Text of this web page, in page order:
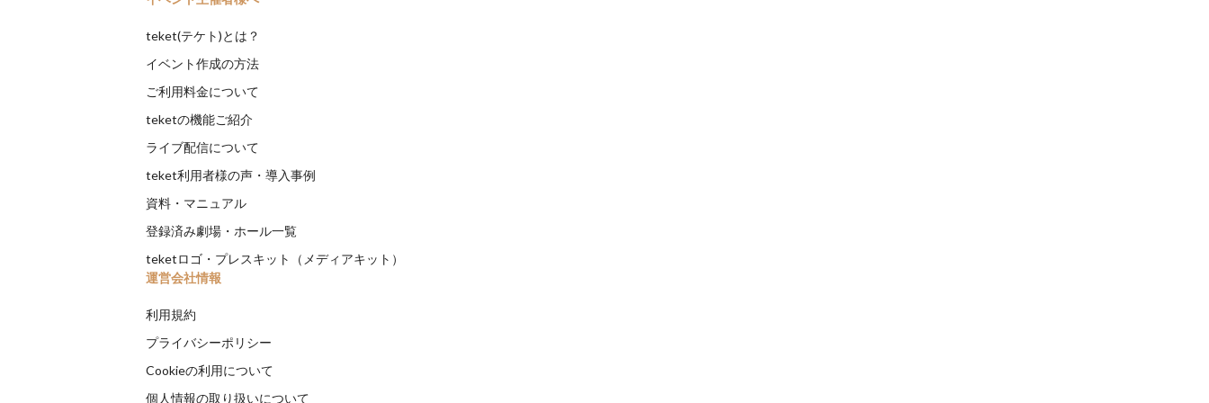
teket(テケト)とは？
イベント作成の方法
ご利用料金について
teketの機能ご紹介
ライブ配信について
teket利用者様の声・導入事例
資料・マニュアル
登録済み劇場・ホール一覧
teketロゴ・プレスキット（メディアキット）
運営会社情報
利用規約
プライバシーポリシー
Cookieの利用について
個人情報の取り扱いについて